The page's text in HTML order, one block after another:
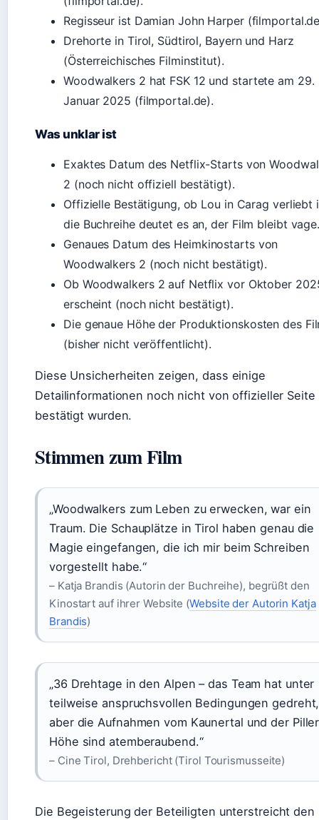
Regisseur ist Damian John Harper
Drehorte in Tirol, Südtirol, Bayern und Harz
(Österreichisches Filminstitut).
Woodwalkers 2 hat FSK 12 und startete am 29.
Januar 2025 (filmportal.de).
Was unklar ist
Exaktes Datum des Netflix-Starts von
2 (noch nicht offiziell bestätigt).
Offizielle Bestätigung, ob Lou in Carag verliebt
die Buchreihe deutet es an, der Film bleibt
Genaues Datum des Heimkinostarts von
Woodwalkers 2 (noch nicht bestätigt).
Ob Woodwalkers 2 auf Netflix vor Oktober
erscheint (noch nicht bestätigt).
Die genaue Höhe der Produktionskosten des
(bisher nicht veröffentlicht).
Diese Unsicherheiten zeigen, dass einige
Detailinformationen noch nicht von offizieller Seite
bestätigt wurden.
Stimmen zum Film
„Woodwalkers zum Leben zu erwecken, war ein
Traum. Die Schauplätze in Tirol haben genau die
Magie eingefangen, die ich mir beim Schreiben
vorgestellt habe.“
– Katja Brandis (Autorin der Buchreihe), begrüßt den
Kinostart auf ihrer Website (Website der Autorin Katja
Brandis)
„36 Drehtage in den Alpen – das Team hat unter
teilweise anspruchsvollen Bedingungen gedreht,
aber die Aufnahmen vom Kaunertal und der Piller
Höhe sind atemberaubend.“
– Cine Tirol, Drehbericht (Tirol Tourismusseite)
Die Begeisterung der Beteiligten unterstreicht den